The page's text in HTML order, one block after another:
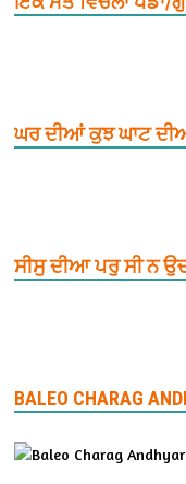
ਘਰ ਦੀਆਂ ਕੁਝ ਘਾਟ
ਸੀਸੁ ਦੀਆ ਪਰੁ ਸੀ ਨ
BALEO CHARAG